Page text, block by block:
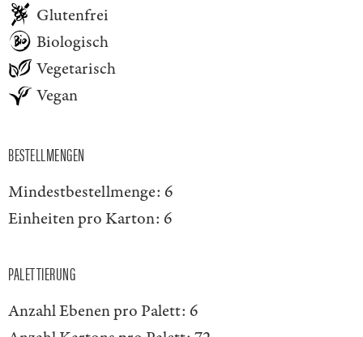
Glutenfrei
Biologisch
Vegetarisch
Vegan
BESTELLMENGEN
Mindestbestellmenge: 6
Einheiten pro Karton: 6
PALETTIERUNG
Anzahl Ebenen pro Palett: 6